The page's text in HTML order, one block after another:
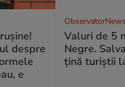
despre
e
Valuri de 5
Negre.
ţină turiştii